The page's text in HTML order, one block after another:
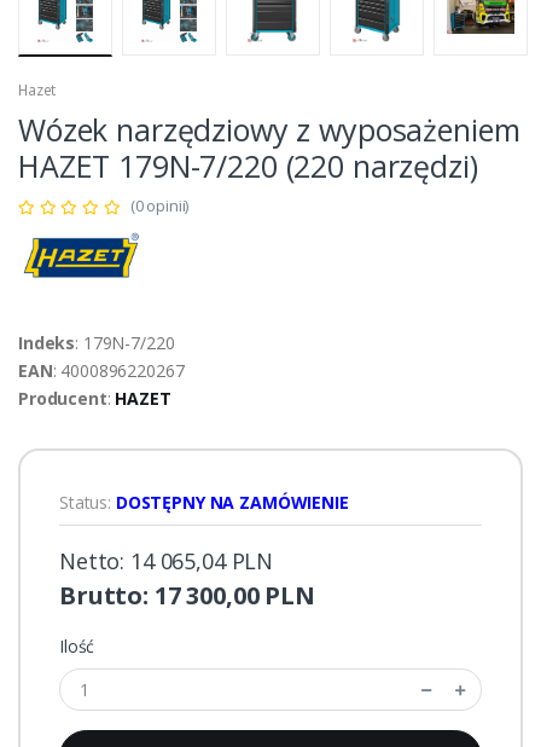
Hazet
Wózek narzędziowy z wyposażeniem
HAZET 179N-7/220 (220 narzędzi)
(0 opinii)
Indeks: 179N-7/220
EAN: 4000896220267
Producent: HAZET
Status: DOSTĘPNY NA ZAMÓWIENIE
Netto: 14 065,04 PLN
Brutto: 17 300,00 PLN
Ilość